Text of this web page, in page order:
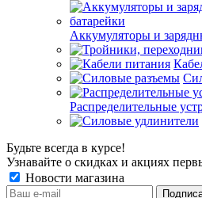
Аккумуляторы и
Распределительные
Будьте всегда в курсе!
Узнавайте о скидках и акциях
Новости магазина